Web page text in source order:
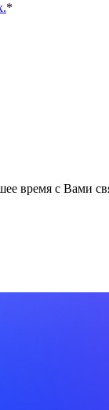
*
время с Вами